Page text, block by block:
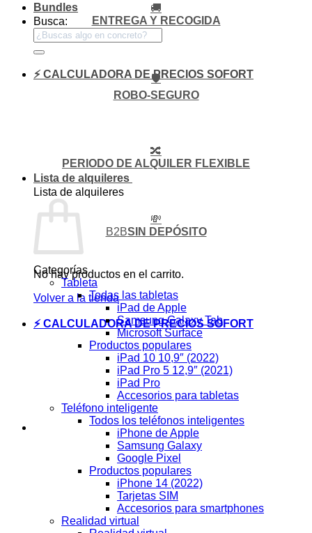
Bundles
Busca:
⚡ CALCULADORA DE PRECIOS SOFORT
Lista de alquileres
Lista de alquileres
No hay productos en el carrito.
Volver a la tienda
⚡ CALCULADORA DE PRECIOS SOFORT
🚚
ENTREGA Y RECOGIDA
🛡️
ROBO-SEGURO
🔀
PERIODO DE ALQUILER FLEXIBLE
💸
B2BSIN DEPÓSITO
Categorías
Tableta
Todas las tabletas
iPad de Apple
Samsung Galaxy Tab
Microsoft Surface
Productos populares
iPad 10 10,9″ (2022)
iPad Pro 5 12,9″ (2021)
iPad Pro
Accesorios para tabletas
Teléfono inteligente
Todos los teléfonos inteligentes
iPhone de Apple
Samsung Galaxy
Google Pixel
Productos populares
iPhone 14 (2022)
Tarjetas SIM
Accesorios para smartphones
Realidad virtual